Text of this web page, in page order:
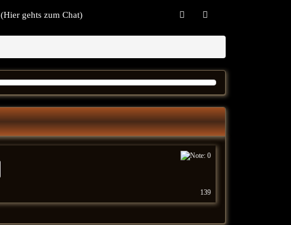
(Hier gehts zum Chat)
139